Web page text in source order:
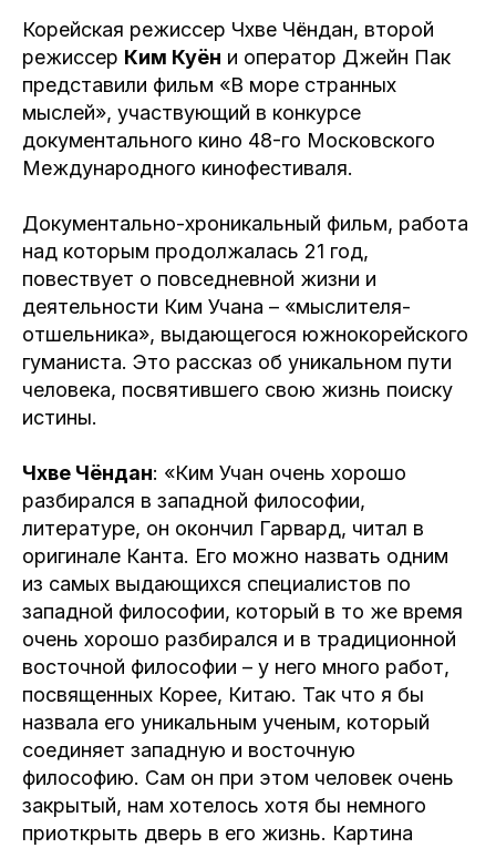
Корейская режиссер Чхве Чёндан, второй
режиссер Ким Куён и оператор Джейн Пак
представили фильм «В море странных
мыслей», участвующий в конкурсе
документального кино 48-го Московского
Международного кинофестиваля.
Документально-хроникальный фильм, работа
над которым продолжалась 21 год,
повествует о повседневной жизни и
деятельности Ким Учана – «мыслителя-
отшельника», выдающегося южнокорейского
гуманиста. Это рассказ об уникальном пути
человека, посвятившего свою жизнь поиску
истины.
Чхве Чёндан: «Ким Учан очень хорошо
разбирался в западной философии,
литературе, он окончил Гарвард, читал в
оригинале Канта. Его можно назвать одним
из самых выдающихся специалистов по
западной философии, который в то же время
очень хорошо разбирался и в традиционной
восточной философии – у него много работ,
посвященных Корее, Китаю. Так что я бы
назвала его уникальным ученым, который
соединяет западную и восточную
философию. Сам он при этом человек очень
закрытый, нам хотелось хотя бы немного
приоткрыть дверь в его жизнь. Картина